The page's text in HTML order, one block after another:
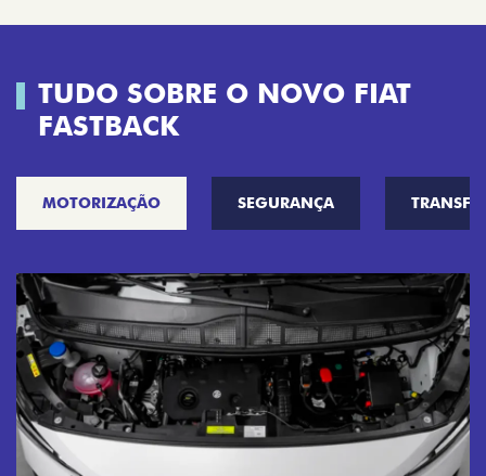
TUDO SOBRE O NOVO FIAT
FASTBACK
MOTORIZAÇÃO SEGURANÇA